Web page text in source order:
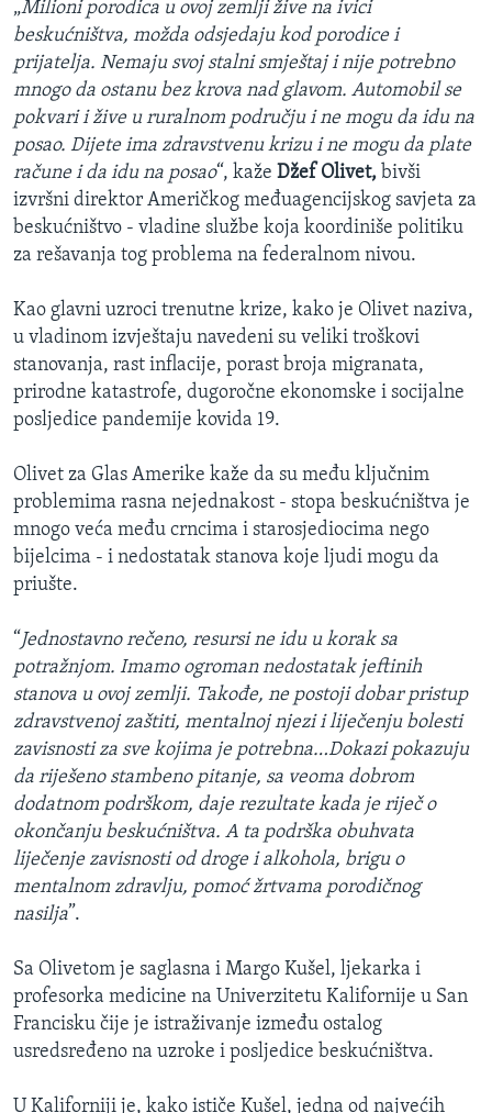
„Milioni porodica u ovoj zemlji žive na ivici
beskućništva, možda odsjedaju kod porodice i
prijatelja. Nemaju svoj stalni smještaj i nije potrebno
mnogo da ostanu bez krova nad glavom. Automobil se
pokvari i žive u ruralnom području i ne mogu da idu na
posao. Dijete ima zdravstvenu krizu i ne mogu da plate
račune i da idu na posao“, kaže Džef Olivet, bivši
izvršni direktor Američkog međuagencijskog savjeta za
beskućništvo - vladine službe koja koordiniše politiku
za rešavanja tog problema na federalnom nivou.
Kao glavni uzroci trenutne krize, kako je Olivet naziva,
u vladinom izvještaju navedeni su veliki troškovi
stanovanja, rast inflacije, porast broja migranata,
prirodne katastrofe, dugoročne ekonomske i socijalne
posljedice pandemije kovida 19.
Olivet za Glas Amerike kaže da su među ključnim
problemima rasna nejednakost - stopa beskućništva je
mnogo veća među crncima i starosjediocima nego
bijelcima - i nedostatak stanova koje ljudi mogu da
priušte.
“Jednostavno rečeno, resursi ne idu u korak sa
potražnjom. Imamo ogroman nedostatak jeftinih
stanova u ovoj zemlji. Takođe, ne postoji dobar pristup
zdravstvenoj zaštiti, mentalnoj njezi i liječenju bolesti
zavisnosti za sve kojima je potrebna…Dokazi pokazuju
da riješeno stambeno pitanje, sa veoma dobrom
dodatnom podrškom, daje rezultate kada je riječ o
okončanju beskućništva. A ta podrška obuhvata
liječenje zavisnosti od droge i alkohola, brigu o
mentalnom zdravlju, pomoć žrtvama porodičnog
nasilja”.
Sa Olivetom je saglasna i Margo Kušel, ljekarka i
profesorka medicine na Univerzitetu Kalifornije u San
Francisku čije je istraživanje između ostalog
usredsređeno na uzroke i posljedice beskućništva.
U Kaliforniji je, kako ističe Kušel, jedna od najvećih